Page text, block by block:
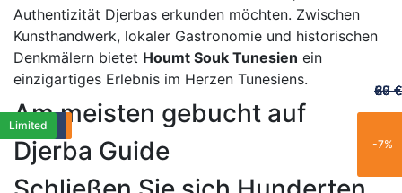
Authentizität Djerbas erkunden möchten. Zwischen
Kunsthandwerk, lokaler Gastronomie und historischen
Denkmälern bietet Houmt Souk Tunesien ein
einzigartiges Erlebnis im Herzen Tunesiens.
Am meisten gebucht auf
Djerba Guide
Vorgestellt
-25%
20 €
Vorgestellt
Popular
-11%
60 €
Exclusif
-15%
65 €
Trending
Exclusif
Family
Exclusif
Trending
Exclusive
Trending
Family
-21%
70 €
Popular
Trending
Exclusive
Popular
Limited
Exclusive
Exclusif
Limited
-7%
67 €